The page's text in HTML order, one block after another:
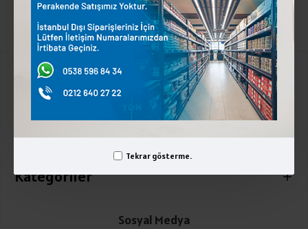
Tekrar gösterme.
Kurumsal
Kategoriler
Sosyal Medya